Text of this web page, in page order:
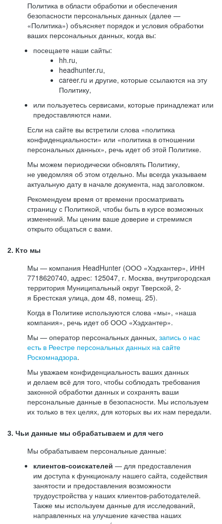
Политика в области обработки и обеспечения
безопасности персональных данных (далее —
«Политика») объясняет порядок и условия обработки
ваших персональных данных, когда вы:
посещаете наши сайты:
hh.ru,
headhunter.ru,
career.ru и другие, которые ссылаются на эту
Политику,
или пользуетесь сервисами, которые принадлежат или
предоставляются нами.
Если на сайте вы встретили слова «политика
конфиденциальности» или «политика в отношении
персональных данных», речь идет об этой Политике.
Мы можем периодически обновлять Политику,
не уведомляя об этом отдельно. Мы всегда указываем
актуальную дату в начале документа, над заголовком.
Рекомендуем время от времени просматривать
страницу с Политикой, чтобы быть в курсе возможных
изменений. Мы ценим ваше доверие и стремимся
открыто общаться с вами.
2. Кто мы
Мы — компания HeadHunter (ООО «Хэдхантер», ИНН
7718620740, адрес: 125047, г. Москва, внутригородская
территория Муниципальный округ Тверской, 2-
я Брестская улица, дом 48, помещ. 25).
Когда в Политике используются слова «мы», «наша
компания», речь идет об ООО «Хэдхантер».
Мы — оператор персональных данных, запись о нас
есть в Реестре персональных данных на сайте
Роскомнадзора.
Мы уважаем конфиденциальность ваших данных
и делаем всё для того, чтобы соблюдать требования
законной обработки данных и сохранять ваши
персональные данные в безопасности. Мы используем
их только в тех целях, для которых вы их нам передали.
3. Чьи данные мы обрабатываем и для чего
Мы обрабатываем персональные данные:
клиентов-соискателей — для предоставления
им доступа к функционалу нашего сайта, содействия
занятости и предоставления возможности
трудоустройства у наших клиентов-работодателей.
Также мы используем данные для исследований,
направленных на улучшение качества наших